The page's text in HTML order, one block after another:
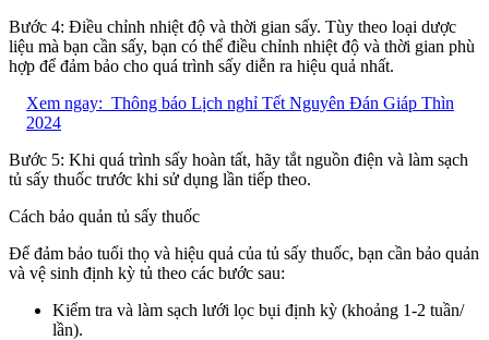
Bước 4: Điều chỉnh nhiệt độ và thời gian sấy. Tùy theo loại dược
liệu mà bạn cần sấy, bạn có thể điều chỉnh nhiệt độ và thời gian phù
hợp để đảm bảo cho quá trình sấy diễn ra hiệu quả nhất.
Xem ngay: Thông báo Lịch nghỉ Tết Nguyên Đán Giáp Thìn
2024
Bước 5: Khi quá trình sấy hoàn tất, hãy tắt nguồn điện và làm sạch
tủ sấy thuốc trước khi sử dụng lần tiếp theo.
Cách bảo quản tủ sấy thuốc
Để đảm bảo tuổi thọ và hiệu quả của tủ sấy thuốc, bạn cần bảo quản
và vệ sinh định kỳ tủ theo các bước sau:
Kiểm tra và làm sạch lưới lọc bụi định kỳ (khoảng 1-2 tuần/
lần).